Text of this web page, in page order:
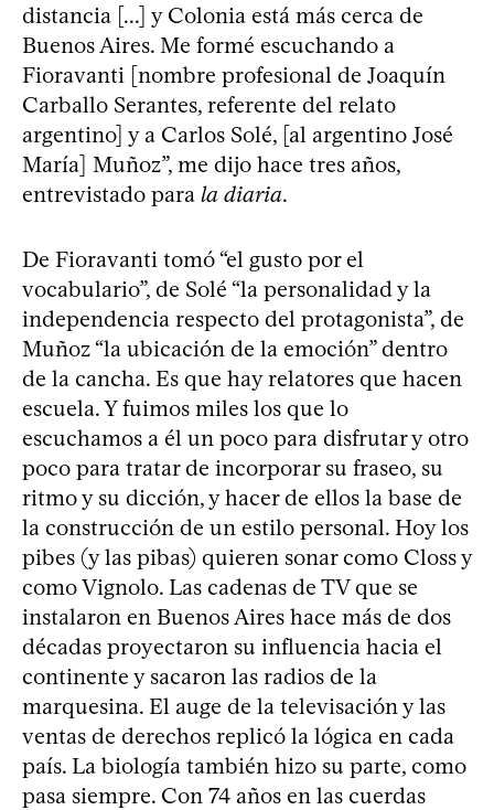
distancia [...] y Colonia está más cerca de
Buenos Aires. Me formé escuchando a
Fioravanti [nombre profesional de Joaquín
Carballo Serantes, referente del relato
argentino] y a Carlos Solé, [al argentino José
María] Muñoz”, me dijo hace tres años,
entrevistado para la diaria.
De Fioravanti tomó “el gusto por el
vocabulario”, de Solé “la personalidad y la
independencia respecto del protagonista”, de
Muñoz “la ubicación de la emoción” dentro
de la cancha. Es que hay relatores que hacen
escuela. Y fuimos miles los que lo
escuchamos a él un poco para disfrutar y otro
poco para tratar de incorporar su fraseo, su
ritmo y su dicción, y hacer de ellos la base de
la construcción de un estilo personal. Hoy los
pibes (y las pibas) quieren sonar como Closs y
como Vignolo. Las cadenas de TV que se
instalaron en Buenos Aires hace más de dos
décadas proyectaron su influencia hacia el
continente y sacaron las radios de la
marquesina. El auge de la televisación y las
ventas de derechos replicó la lógica en cada
país. La biología también hizo su parte, como
pasa siempre. Con 74 años en las cuerdas